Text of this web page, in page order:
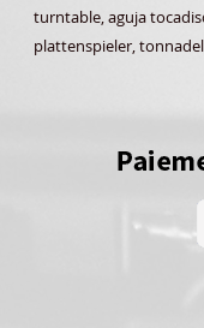
turntable, aguja
plattenspieler, tonnadel